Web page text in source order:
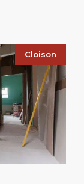
Cloison